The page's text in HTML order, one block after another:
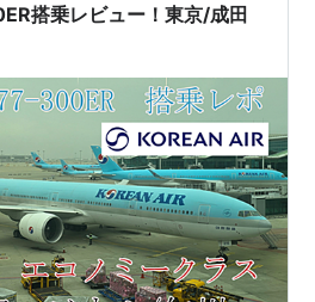
搭乗レビュー！東京/成田